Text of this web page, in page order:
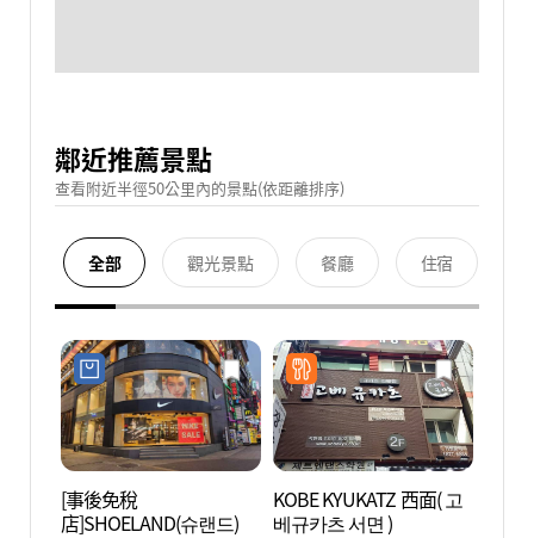
鄰近推薦景點
查看附近半徑50公里內的景點(依距離排序)
全部 觀光景點 餐廳 住宿
[事後免稅
店]SHOELAND(슈랜드)
KOBE KYUKATZ 西面( 고
베규카츠 서면 )